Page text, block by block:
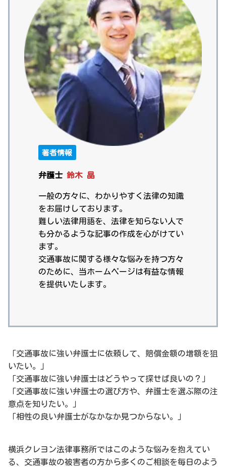
著者情報
弁護士 鈴木 晶
一般の方々に、わかりやすく法律の知識
をお届けしております。
難しい法律用語を、法律を知らない人で
も分かるような記事の作成を心がけてい
ます。
交通事故に関する様々な悩みを持つ方々
のために、当ホームページは有益な情報
を提供いたします。
「交通事故に強い弁護士に依頼して、賠償金額の増額を狙
いたい。」
「交通事故に強い弁護士はどうやって探せば良いの？」
「交通事故に強い弁護士の選び方や、弁護士を選ぶ際の注
意点を知りたい。」
「相性の良い弁護士がなかなか見つからない。」
横浜クレヨン法律事務所ではこのような悩みを抱えてい
る、交通事故の被害者の方から多くのご相談を毎日のよう